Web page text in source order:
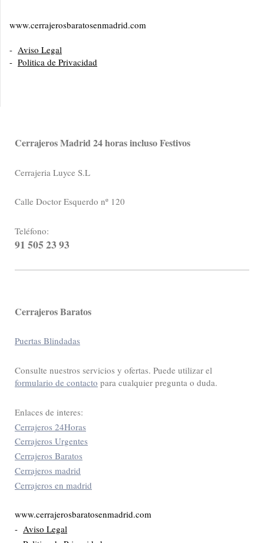
www.cerrajerosbaratosenmadrid.com
- Aviso Legal
- Politica de Privacidad
Cerrajeros Madrid 24 horas incluso Festivos
Cerrajeria Luyce S.L
Calle Doctor Esquerdo nº 120
Teléfono:
91 505 23 93
Cerrajeros Baratos
Puertas Blindadas
Consulte nuestros servicios y ofertas. Puede utilizar el
formulario de contacto para cualquier pregunta o duda.
Enlaces de interes:
Cerrajeros 24Horas
Cerrajeros Urgentes
Cerrajeros Baratos
Cerrajeros madrid
Cerrajeros en madrid
www.cerrajerosbaratosenmadrid.com
- Aviso Legal